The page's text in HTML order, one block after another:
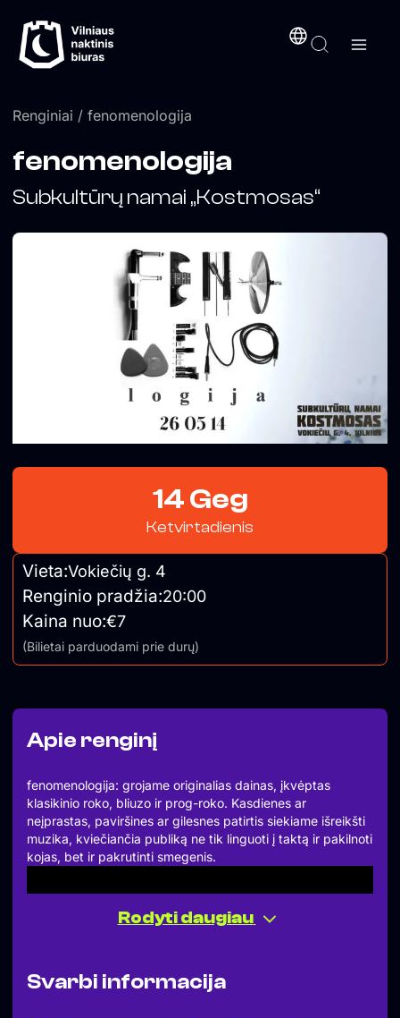
prie
turinio
Renginiai / fenomenologija
Apie renginį
fenomenologija: grojame originalias dainas, įkvėptas
klasikinio roko, bliuzo ir prog-roko. Kasdienes ar
neįprastas, paviršines ar gilesnes patirtis siekiame išreikšti
muzika, kviečiančia publiką ne tik linguoti į taktą ir pakilnoti
kojas, bet ir pakrutinti smegenis.
Rodyti daugiau
Svarbi informacija
fenomenologija
Subkultūrų namai „Kostmosas“
14 Geg
Ketvirtadienis
Vieta:Vokiečių g. 4
Renginio pradžia:20:00
Kaina nuo:€7
(Bilietai parduodami prie durų)